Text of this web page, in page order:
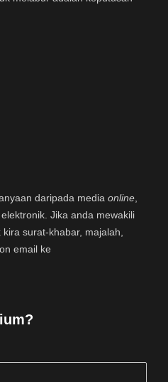
daripada media online,
Jika anda mewakili
surat-khabar, majalah,
email ke